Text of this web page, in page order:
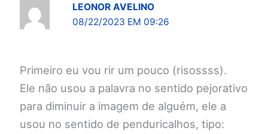
LEONOR AVELINO
08/22/2023 EM 09:26
Primeiro eu vou rir um pouco (risossss).
Ele não usou a palavra no sentido pejorativo
para diminuir a imagem de alguém, ele a
usou no sentido de penduricalhos, tipo: